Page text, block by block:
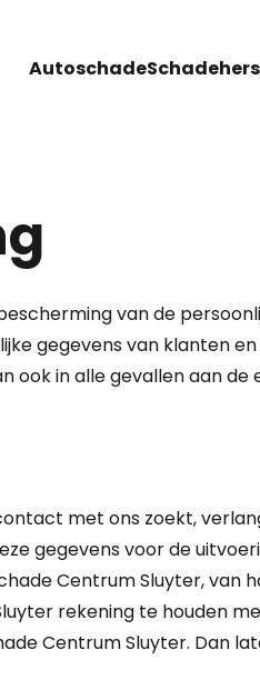
Autoschade
van de
gegevens van klanten
ook in alle gevallen aan
met ons zoekt,
gegevens voor de
Centrum Sluyter,
rekening te houden
Centrum Sluyter. Dan